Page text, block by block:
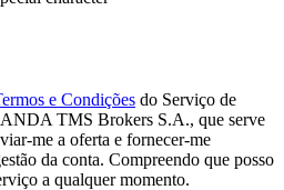
e Condições do Serviço de
TMS Brokers S.A., que serve
me a oferta e fornecer-me
da conta. Compreendo que posso
a qualquer momento.